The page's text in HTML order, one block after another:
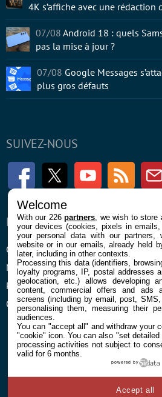
SUIVEZ-NOUS
FacebookTwitter Youtube RSS
ENTREPRISE
Confidentialité et Cookies
Mentions légales et CGU
Préférences Cookies
Qui sommes nous
À
4K s’affiche avec une rédaction
07/08 Android 18 : quels
pas la mise à jour ?
07/08 Google Messages
plus gros défauts
Welcome
With our 226partners , we wish to
your devices (cookies, pixels in
your personal data with our partners,
website or in our emails, already held
later, including in other contexts.
Processing this data (identifiers,
loyalty programs, IP, postal addresses
geolocation, etc.) allows developing
content, commercial offers and ads
screens (including by email, post,
personalising them, measuring their
audiences.
You can "accept all" and withdraw your
"cookie" icon. You can also "set
processing activities not subject to
valid for 6 months.
powered by
Accept all